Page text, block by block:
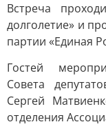
Встреча
долголетие» и
партии «Единая
Гостей
Совета
Сергей
отделения